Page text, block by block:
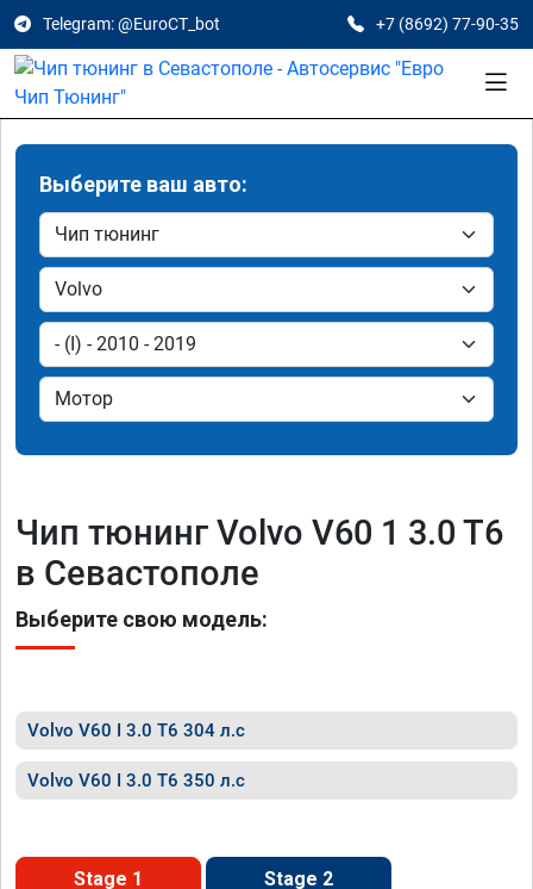
Telegram: @EuroCT_bot +7 (8692) 77-90-35
Выберите ваш авто:
Чип тюнинг Volvo V60 1 3.0 T6
в Севастополе
Выберите свою модель:
Volvo V60 I 3.0 T6 304 л.с
Volvo V60 I 3.0 T6 350 л.с
Stage 1 Stage 2